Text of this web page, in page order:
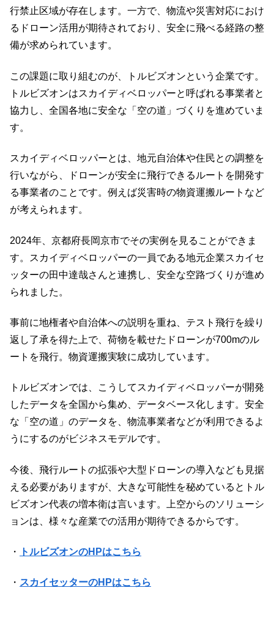
行禁止区域が存在します。一方で、物流や災害対応におけ
るドローン活用が期待されており、安全に飛べる経路の整
備が求められています。
この課題に取り組むのが、トルビズオンという企業です。
トルビズオンはスカイディベロッパーと呼ばれる事業者と
協力し、全国各地に安全な「空の道」づくりを進めていま
す。
スカイディベロッパーとは、地元自治体や住民との調整を
行いながら、ドローンが安全に飛行できるルートを開発す
る事業者のことです。例えば災害時の物資運搬ルートなど
が考えられます。
2024年、京都府長岡京市でその実例を見ることができま
す。スカイディベロッパーの一員である地元企業スカイセ
ッターの田中達哉さんと連携し、安全な空路づくりが進め
られました。
事前に地権者や自治体への説明を重ね、テスト飛行を繰り
返し了承を得た上で、荷物を載せたドローンが700mのル
ートを飛行。物資運搬実験に成功しています。
トルビズオンでは、こうしてスカイディベロッパーが開発
したデータを全国から集め、データベース化します。安全
な「空の道」のデータを、物流事業者などが利用できるよ
うにするのがビジネスモデルです。
今後、飛行ルートの拡張や大型ドローンの導入なども見据
える必要がありますが、大きな可能性を秘めているとトル
ビズオン代表の増本衛は言います。上空からのソリューシ
ョンは、様々な産業での活用が期待できるからです。
・ トルビズオンのHPはこちら
・ スカイセッターのHPはこちら